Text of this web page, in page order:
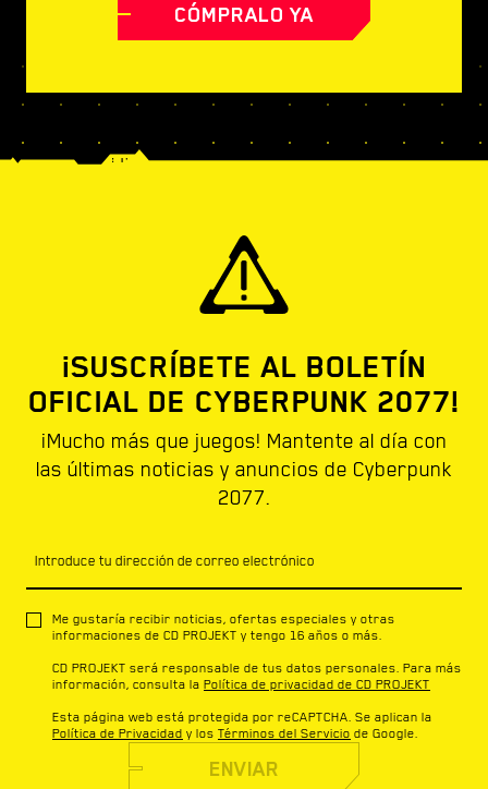
CÓMPRALO YA
¡SUSCRÍBETE AL BOLETÍN
OFICIAL DE CYBERPUNK 2077!
¡Mucho más que juegos! Mantente al día con
las últimas noticias y anuncios de Cyberpunk
2077.
Introduce tu dirección de correo electrónico
Me gustaría recibir noticias, ofertas especiales y otras
informaciones de CD PROJEKT y tengo 16 años o más.
CD PROJEKT será responsable de tus datos personales. Para más
información, consulta la Política de privacidad de CD PROJEKT
Esta página web está protegida por reCAPTCHA. Se aplican la
Política de Privacidad y los Términos del Servicio de Google.
ENVIAR